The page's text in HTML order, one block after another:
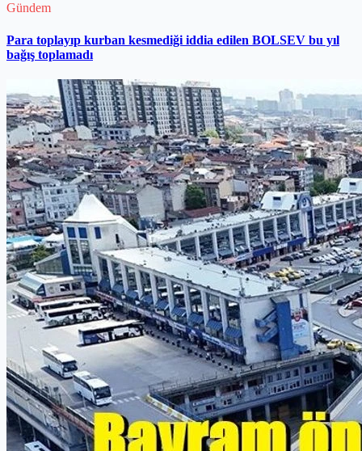
Gündem
Para toplayıp kurban kesmediği iddia edilen BOLSEV bu yıl
bağış toplamadı